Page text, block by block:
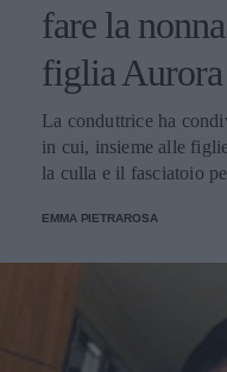
fare la
figlia
La conduttrice ha
in cui, insieme alle
la culla e il fasciatoio
EMMA PIETRAROSA